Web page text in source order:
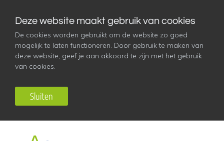
Deze website maakt gebruik van cookies
De cookies worden gebruikt om de website zo goed
mogelijk te laten functioneren. Door gebruik te maken van
deze website, geef je aan akkoord te zijn met het gebruik
van cookies.
Sluiten